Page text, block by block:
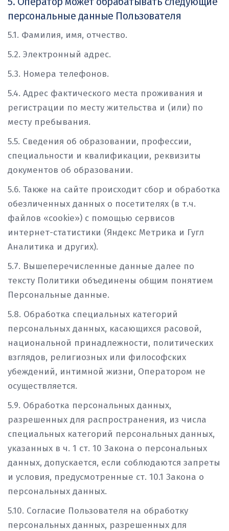
персональные данные Пользователя
5.1. Фамилия, имя, отчество.
5.2. Электронный адрес.
5.3. Номера телефонов.
5.4. Адрес фактического места проживания и
регистрации по месту жительства и (или) по
месту пребывания.
5.5. Сведения об образовании, профессии,
специальности и квалификации, реквизиты
документов об образовании.
5.6. Также на сайте происходит сбор и обработка
обезличенных данных о посетителях (в т.ч.
файлов «cookie») с помощью сервисов
интернет-статистики (Яндекс Метрика и Гугл
Аналитика и других).
5.7. Вышеперечисленные данные далее по
тексту Политики объединены общим понятием
Персональные данные.
5.8. Обработка специальных категорий
персональных данных, касающихся расовой,
национальной принадлежности, политических
взглядов, религиозных или философских
убеждений, интимной жизни, Оператором не
осуществляется.
5.9. Обработка персональных данных,
разрешенных для распространения, из числа
специальных категорий персональных данных,
указанных в ч. 1 ст. 10 Закона о персональных
данных, допускается, если соблюдаются запреты
и условия, предусмотренные ст. 10.1 Закона о
персональных данных.
5.10. Согласие Пользователя на обработку
персональных данных, разрешенных для